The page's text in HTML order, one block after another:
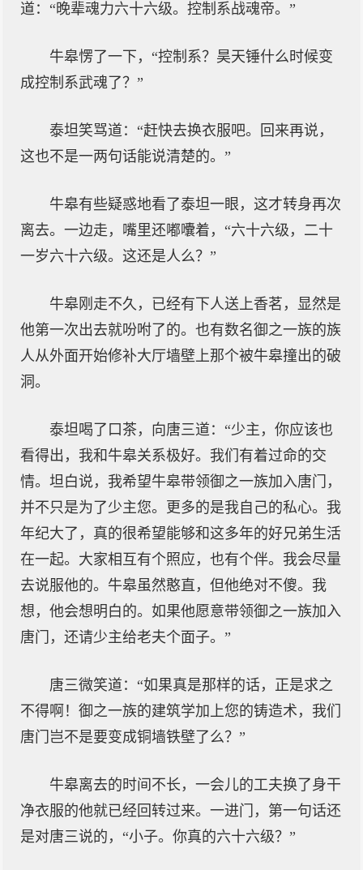
道：“晚辈魂力六十六级。控制系战魂帝。”
牛皋愣了一下，“控制系？昊天锤什么时候变
成控制系武魂了？”
泰坦笑骂道：“赶快去换衣服吧。回来再说，
这也不是一两句话能说清楚的。”
牛皋有些疑惑地看了泰坦一眼，这才转身再次
离去。一边走，嘴里还嘟囔着，“六十六级，二十
一岁六十六级。这还是人么？”
牛皋刚走不久，已经有下人送上香茗，显然是
他第一次出去就吩咐了的。也有数名御之一族的族
人从外面开始修补大厅墙壁上那个被牛皋撞出的破
洞。
泰坦喝了口茶，向唐三道：“少主，你应该也
看得出，我和牛皋关系极好。我们有着过命的交
情。坦白说，我希望牛皋带领御之一族加入唐门，
并不只是为了少主您。更多的是我自己的私心。我
年纪大了，真的很希望能够和这多年的好兄弟生活
在一起。大家相互有个照应，也有个伴。我会尽量
去说服他的。牛皋虽然憨直，但他绝对不傻。我
想，他会想明白的。如果他愿意带领御之一族加入
唐门，还请少主给老夫个面子。”
唐三微笑道：“如果真是那样的话，正是求之
不得啊！御之一族的建筑学加上您的铸造术，我们
唐门岂不是要变成铜墙铁壁了么？”
牛皋离去的时间不长，一会儿的工夫换了身干
净衣服的他就已经回转过来。一进门，第一句话还
是对唐三说的，“小子。你真的六十六级？”